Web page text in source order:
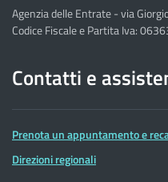
Agenzia delle Entrate - via
Codice Fiscale e Partita Iva:
Contatti e
Prenota un appuntamento e
Direzioni regionali